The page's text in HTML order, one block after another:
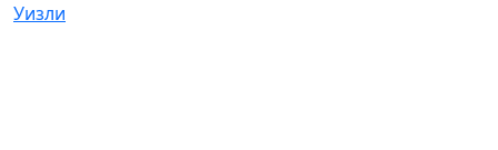
Уизли